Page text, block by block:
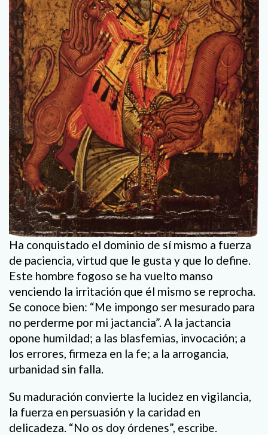
Ha conquistado el dominio de sí mismo a fuerza
de paciencia, virtud que le gusta y que lo define.
Este hombre fogoso se ha vuelto manso
venciendo la irritación que él mismo se reprocha.
Se conoce bien: “Me impongo ser mesurado para
no perderme por mi jactancia”. A la jactancia
opone humildad; a las blasfemias, invocación; a
los errores, firmeza en la fe; a la arrogancia,
urbanidad sin falla.
Su maduración convierte la lucidez en vigilancia,
la fuerza en persuasión y la caridad en
delicadeza. “No os doy órdenes”, escribe.